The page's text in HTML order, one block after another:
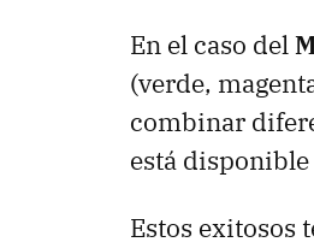
En el caso del
(verde,
combinar
está
Estos exitosos